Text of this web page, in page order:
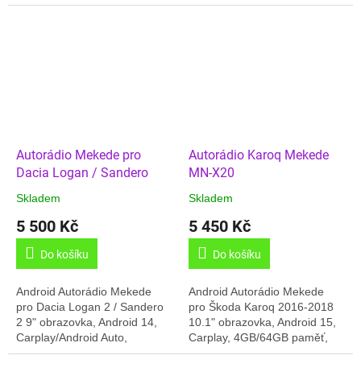
2GB/32GB paměť, GPS,
GPS, Český jazyk, bezdrátový
Autorádio Mekede pro
Dacia Logan / Sandero
Skladem
5 500 Kč
Do košíku
Android Autorádio Mekede
pro Dacia Logan 2 / Sandero
2 9" obrazovka, Android 14,
Carplay/Android Auto,
4GB/64GB paměť, GPS,
Autorádio Karoq Mekede
MN-X20
Skladem
5 450 Kč
Do košíku
Android Autorádio Mekede
pro Škoda Karoq 2016-2018
10.1" obrazovka, Android 15,
Carplay, 4GB/64GB paměť,
Bluetooth 5.0, USB,